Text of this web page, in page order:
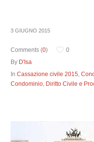
3 GIUGNO 2015
Comments (0)
0
By D'Isa
InCassazione civile 2015,
Condominio, Diritto Civile e